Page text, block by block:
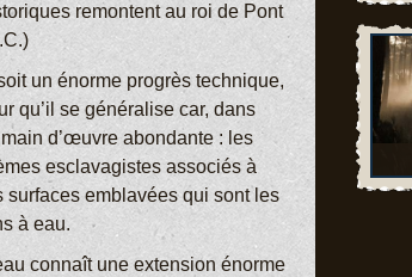
remontent au roi de Pont
un énorme progrès technique,
qu’il se généralise car, dans
d’œuvre abondante : les
esclavagistes associés à
surfaces emblavées qui sont les
à eau.
connaît une extension énorme